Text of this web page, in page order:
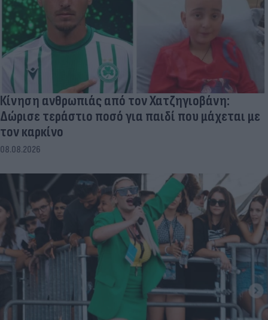
Κίνηση ανθρωπιάς από τον Χατζηγιοβάνη:
Δώρισε τεράστιο ποσό για παιδί που μάχεται με
τον καρκίνο
08.08.2026